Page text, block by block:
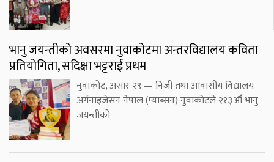
भानु जयन्तीको अवसरमा नुवाकोटमा अन्तरविद्यालय कविता
प्रतियोगिता, सदिक्षा भट्टराई प्रथम
नुवाकोट, असार २९ — निजी तथा आवासीय विद्यालय
अर्गनाइजेसन नेपाल (प्याब्सन) नुवाकोटले २१३औँ भानु
जयन्तीको